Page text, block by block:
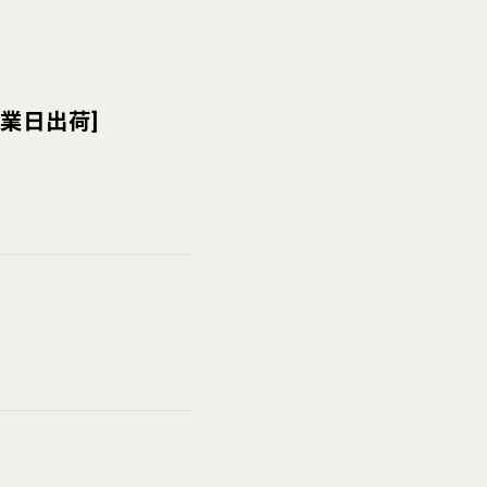
日出荷]